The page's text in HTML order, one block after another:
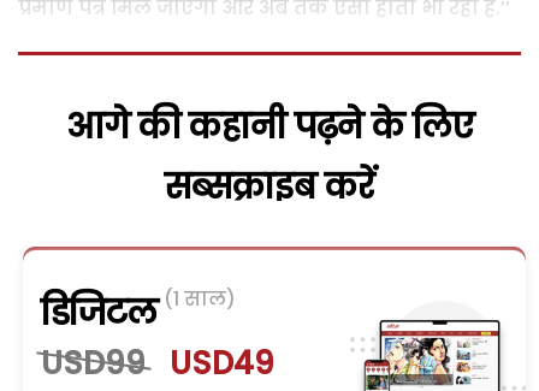
प्रमाण पत्र मिल जाएगा और अब तक ऐसा होता भी रहा है.’’
आगे की कहानी पढ़ने के लिए
सब्सक्राइब करें
डिजिटल (1 साल)
USD99 USD49